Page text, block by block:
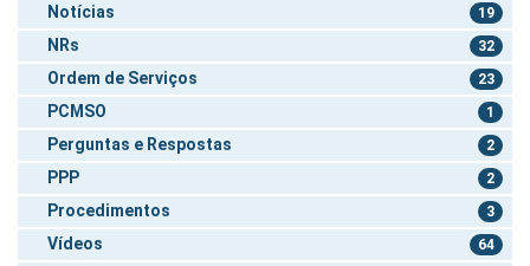
Notícias 19
NRs 32
Ordem de Serviços 23
PCMSO 1
Perguntas e Respostas 2
PPP 2
Procedimentos 3
Vídeos 64